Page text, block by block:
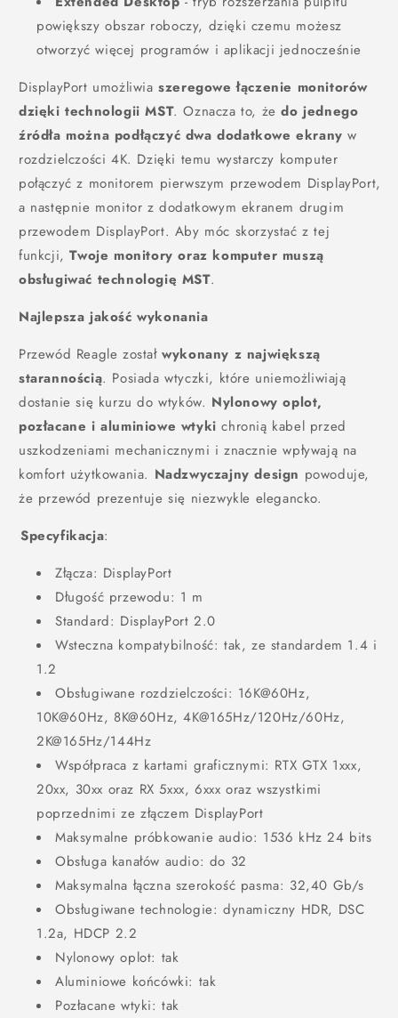
powiększy obszar roboczy, dzięki czemu możesz
otworzyć więcej programów i aplikacji jednocześnie
DisplayPort umożliwiaszeregowe łączenie monitorów
dzięki technologii MST. Oznacza to, żedo jednego
źródła można podłączyć dwa dodatkowe ekrany w
rozdzielczości 4K. Dzięki temu wystarczy komputer
połączyć z monitorem pierwszym przewodem DisplayPort,
a następnie monitor z dodatkowym ekranem drugim
przewodem DisplayPort. Aby móc skorzystać z tej
funkcji,Twoje monitory oraz komputer muszą
obsługiwać technologię MST.
Najlepsza jakość wykonania
Przewód Reagle zostałwykonany z największą
starannością. Posiada wtyczki, które uniemożliwiają
dostanie się kurzu do wtyków. Nylonowy oplot,
pozłacane i aluminiowe wtyki chronią kabel przed
uszkodzeniami mechanicznymi i znacznie wpływają na
komfort użytkowania. Nadzwyczajny design powoduje,
że przewód prezentuje się niezwykle elegancko.
Specyfikacja:
Złącza: DisplayPort
Długość przewodu: 1 m
Standard: DisplayPort 2.0
Wsteczna kompatybilność: tak, ze standardem 1.4 i
1.2
Obsługiwane rozdzielczości: 16K@60Hz,
10K@60Hz, 8K@60Hz, 4K@165Hz/120Hz/60Hz,
2K@165Hz/144Hz
Współpraca z kartami graficznymi: RTX GTX 1xxx,
20xx, 30xx oraz RX 5xxx, 6xxx oraz wszystkimi
poprzednimi ze złączem DisplayPort
Maksymalne próbkowanie audio: 1536 kHz 24 bits
Obsługa kanałów audio: do 32
Maksymalna łączna szerokość pasma: 32,40 Gb/s
Obsługiwane technologie: dynamiczny HDR, DSC
1.2a, HDCP 2.2
Nylonowy oplot: tak
Aluminiowe końcówki: tak
Pozłacane wtyki: tak